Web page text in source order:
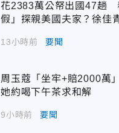
花2383萬公帑出國47趟
假」探親美國夫家？徐佳
13小時前 要聞
周玉蔻「坐牢+賠2000萬
她約喝下午茶求和解
9小時前 要聞